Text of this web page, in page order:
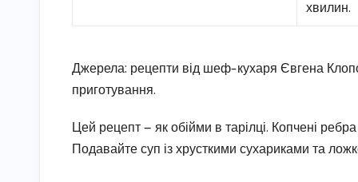
хвилин.
Джерела: рецепти від шеф-кухаря Євгена
приготування.
Цей рецепт — як обійми в тарілці. Копчені
Подавайте суп із хрусткими сухариками та